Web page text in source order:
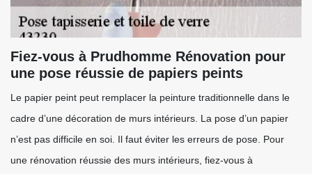
Fiez-vous à Prudhomme Rénovation pour
une pose réussie de papiers peints
Le papier peint peut remplacer la peinture traditionnelle dans le
cadre d’une décoration de murs intérieurs. La pose d’un papier
n’est pas difficile en soi. Il faut éviter les erreurs de pose. Pour
une rénovation réussie des murs intérieurs, fiez-vous à